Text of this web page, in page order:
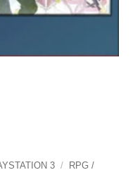
3 /
RPG /